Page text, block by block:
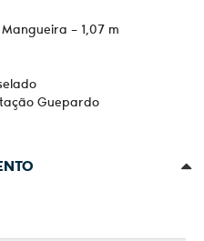
– 1,07 m
Guepardo